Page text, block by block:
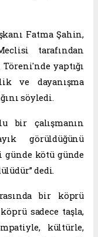
Fatma Şahin,
tarafından
yaptığı
ve dayanışma
söyledi.
bir çalışmanın
görüldüğünü
günde kötü günde
dedi.
bir köprü
sadece taşla,
kültürle,